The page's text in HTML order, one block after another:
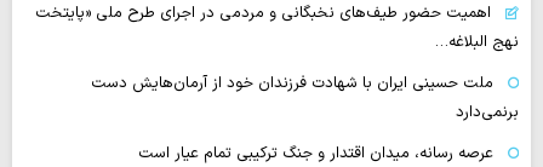
اهمیت حضور طیف‌های نخبگانی و مردمی در اجرای طرح ملی «پایتخت
نهج البلاغه…
ملت حسینی ایران با شهادت فرزندان خود از آرمان‌هایش دست
برنمی‌دارد
عرصه رسانه، میدان اقتدار و جنگ ترکیبی تمام عیار است